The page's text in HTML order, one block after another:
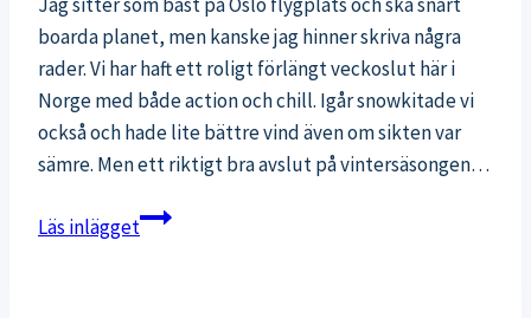
boarda planet, men kanske jag hinner skriva några
rader. Vi har haft ett roligt förlängt veckoslut här i
Norge med både action och chill. Igår snowkitade vi
också och hade lite bättre vind även om sikten var
sämre. Men ett riktigt bra avslut på vintersäsongen…
Läs inläggetMot